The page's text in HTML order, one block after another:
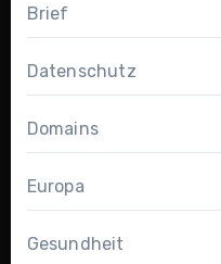
Brief
Datenschutz
Domains
Europa
Gesundheit